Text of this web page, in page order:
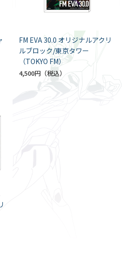
FM EVA 30.0 オリジナルアクリ
ルブロック/東京タワー
（TOKYO FM）
4,500円